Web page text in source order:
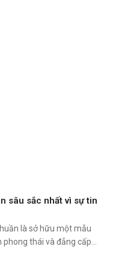
sâu sắc nhất vì sự tin
là sở hữu một mẫu
phong thái và đẳng cấp